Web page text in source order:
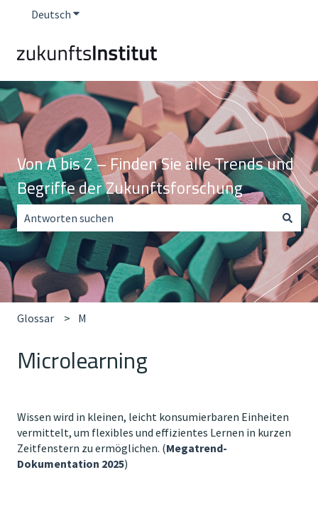
Deutsch Untermenü für Übersetzungen anzeigen
Von A bis Z – Finden Sie alle Trends und
Begriffe der Zukunftsforschung
Es gibt keine Vorschläge, da das Suchfeld leer ist.
Glossar M
Microlearning
Wissen wird in kleinen, leicht konsumierbaren Einheiten
vermittelt, um flexibles und effizientes Lernen in kurzen
Zeitfenstern zu ermöglichen. (Megatrend-
Dokumentation 2025)